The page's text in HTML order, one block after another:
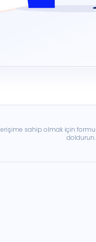
erişime sahip olmak için formu
doldurun.